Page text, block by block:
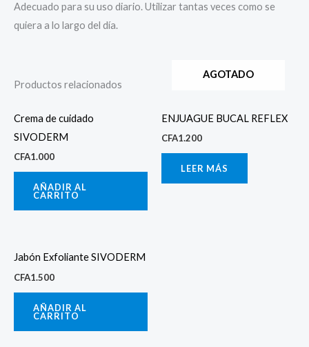
Adecuado para su uso diario. Utilizar tantas veces como se
quiera a lo largo del día.
Productos relacionados
Crema de cuidado
SIVODERM
CFA1.000
AÑADIR AL
CARRITO
AGOTADO
ENJUAGUE BUCAL REFLEX
CFA1.200
LEER MÁS
Jabón Exfoliante SIVODERM
CFA1.500
AÑADIR AL
CARRITO